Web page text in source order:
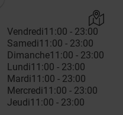
Vendredi11:00 - 23:00
Samedi11:00 - 23:00
Dimanche11:00 - 23:00
Lundi11:00 - 23:00
Mardi11:00 - 23:00
Mercredi11:00 - 23:00
Jeudi11:00 - 23:00